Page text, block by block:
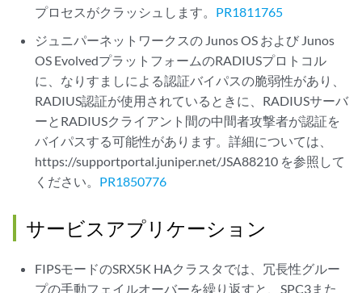
プロセスがクラッシュします。 PR1811765
ジュニパーネットワークスの Junos OS および Junos
OS EvolvedプラットフォームのRADIUSプロトコル
に、なりすましによる認証バイパスの脆弱性があり、
RADIUS認証が使用されているときに、RADIUSサーバ
ーとRADIUSクライアント間の中間者攻撃者が認証を
バイパスする可能性があります。詳細については、
https://supportportal.juniper.net/JSA88210 を参照して
ください。 PR1850776
サービスアプリケーション
FIPSモードのSRX5K HAクラスタでは、冗長性グルー
プの手動フェイルオーバーを繰り返すと、SPC3また